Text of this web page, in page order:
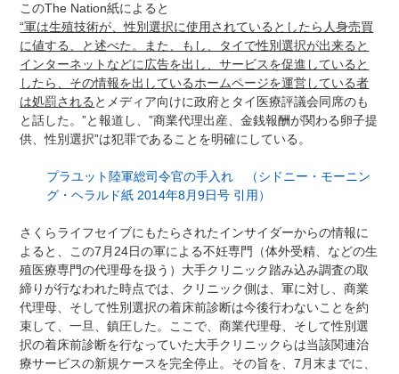
このThe Nation紙によると
“軍は生殖技術が、性別選択に使用されているとしたら人身売買
に値する、と述べた。また、もし、タイで性別選択が出来ると
インターネットなどに広告を出し、サービスを促進していると
したら、その情報を出しているホームページを運営している者
は処罰される とメディア向けに政府とタイ医療評議会同席のも
と話した。”と報道し、”商業代理出産、金銭報酬が関わる卵子提
供、性別選択”は犯罪であることを明確にしている。
プラユット陸軍総司令官の手入れ （シドニー・モーニン
グ・ヘラルド紙 2014年8月9日号 引用）
さくらライフセイブにもたらされたインサイダーからの情報に
よると、この7月24日の軍による不妊専門（体外受精、などの生
殖医療専門の代理母を扱う）大手クリニック踏み込み調査の取
締りが行なわれた時点では、クリニック側は、軍に対し、商業
代理母、そして性別選択の着床前診断は今後行わないことを約
束して、一旦、鎮圧した。ここで、商業代理母、そして性別選
択の着床前診断を行なっていた大手クリニックらは当該関連治
療サービスの新規ケースを完全停止。その旨を、7月末までに、